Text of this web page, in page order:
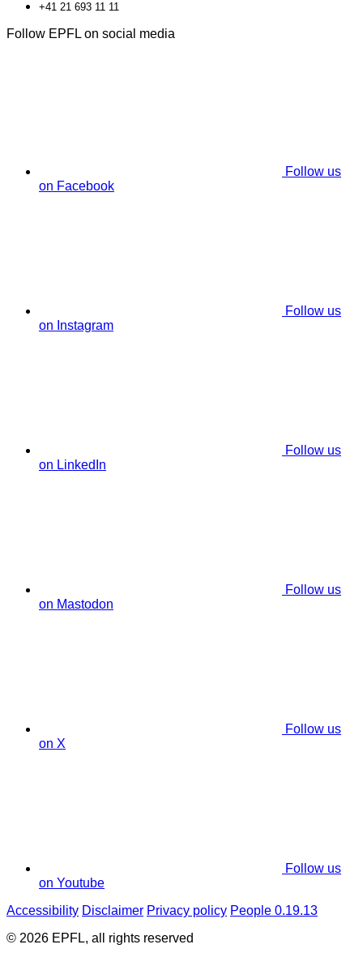
+41 21 693 11 11
Follow EPFL on social media
Follow us
on Facebook
Follow us
on Instagram
Follow us
on LinkedIn
Follow us
on Mastodon
Follow us
on X
Follow us
on Youtube
Accessibility Disclaimer Privacy policy People 0.19.13
© 2026 EPFL, all rights reserved